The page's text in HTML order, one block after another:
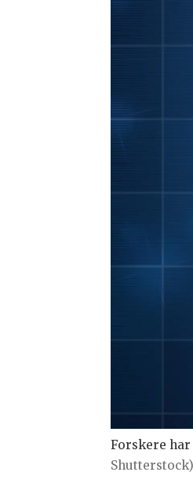
Forskere
Shutterstock)